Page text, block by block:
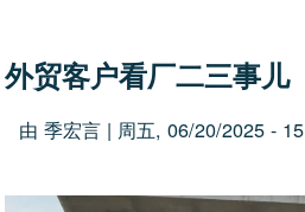
外贸客户看厂二三事儿
由 季宏言| 周五, 06/20/2025 -